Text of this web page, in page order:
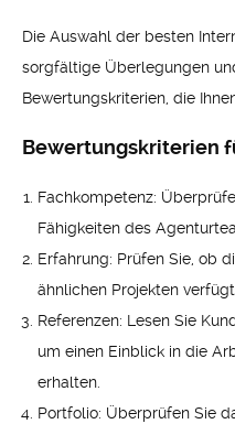
Die Auswahl der besten
sorgfältige Überlegungen
Bewertungskriterien, die
Bewertungskriterien
Fachkompetenz:
Fähigkeiten des
Erfahrung: Prüfen Sie, ob
ähnlichen Projekten verfügt.
Referenzen: Lesen Sie
um einen Einblick in die
erhalten.
Portfolio: Überprüfen Sie